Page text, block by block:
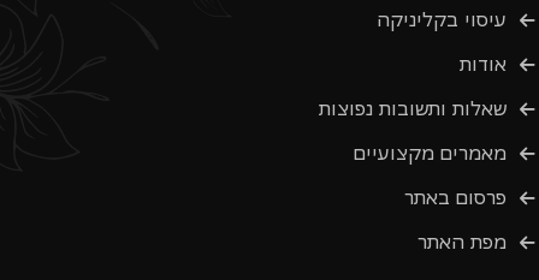
עיסוי בקליניקה
אודות
שאלות ותשובות נפוצות
מאמרים מקצועיים
פרסום באתר
מפת האתר